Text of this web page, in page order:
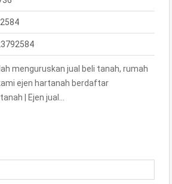
menguruskan jual beli tanah, rumah
ejen hartanah berdaftar
| Ejen jual…